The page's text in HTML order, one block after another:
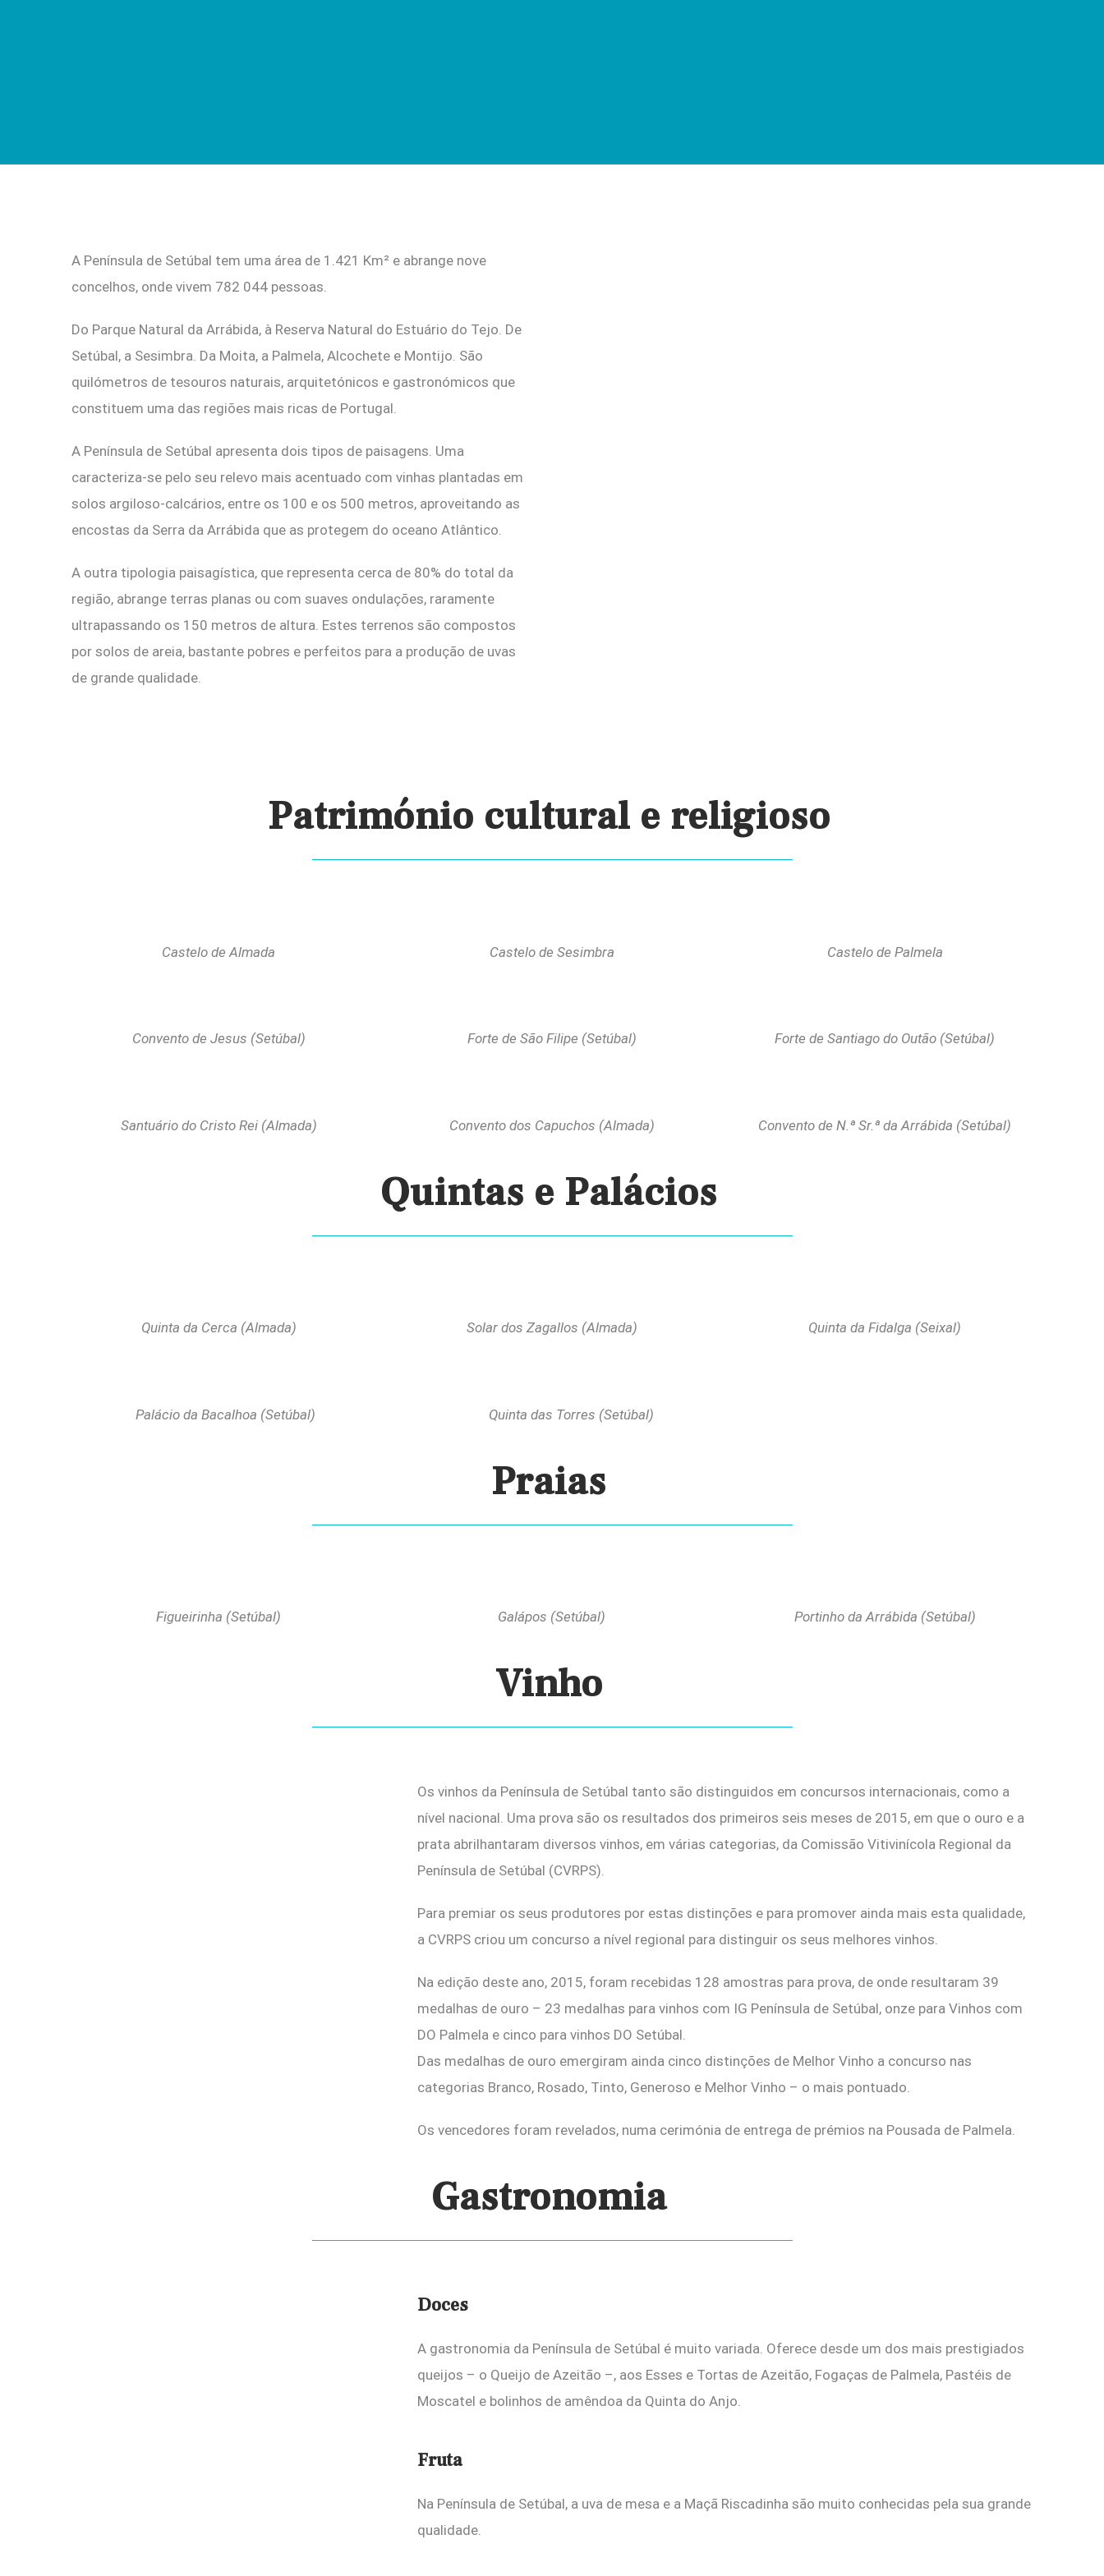
A Península de Setúbal tem uma área de 1.421 Km² e abrange nove
concelhos, onde vivem 782 044 pessoas.
Do Parque Natural da Arrábida, à Reserva Natural do Estuário do Tejo. De
Setúbal, a Sesimbra. Da Moita, a Palmela, Alcochete e Montijo. São
quilómetros de tesouros naturais, arquitetónicos e gastronómicos que
constituem uma das regiões mais ricas de Portugal.
A Península de Setúbal apresenta dois tipos de paisagens. Uma
caracteriza-se pelo seu relevo mais acentuado com vinhas plantadas em
solos argiloso-calcários, entre os 100 e os 500 metros, aproveitando as
encostas da Serra da Arrábida que as protegem do oceano Atlântico.
A outra tipologia paisagística, que representa cerca de 80% do total da
região, abrange terras planas ou com suaves ondulações, raramente
ultrapassando os 150 metros de altura. Estes terrenos são compostos
por solos de areia, bastante pobres e perfeitos para a produção de uvas
de grande qualidade.
Património cultural e religioso
Castelo de Almada Castelo de Sesimbra Castelo de Palmela
Convento de Jesus (Setúbal) Forte de São Filipe (Setúbal) Forte de Santiago do Outão (Setúbal)
Santuário do Cristo Rei (Almada) Convento dos Capuchos (Almada) Convento de N.ª Sr.ª da Arrábida (Setúbal)
Quintas e Palácios
Quinta da Cerca (Almada) Solar dos Zagallos (Almada) Quinta da Fidalga (Seixal)
Palácio da Bacalhoa (Setúbal) Quinta das Torres (Setúbal)
Praias
Figueirinha (Setúbal) Galápos (Setúbal) Portinho da Arrábida (Setúbal)
Vinho
Os vinhos da Península de Setúbal tanto são distinguidos em concursos internacionais, como a
nível nacional. Uma prova são os resultados dos primeiros seis meses de 2015, em que o ouro e a
prata abrilhantaram diversos vinhos, em várias categorias, da Comissão Vitivinícola Regional da
Península de Setúbal (CVRPS).
Para premiar os seus produtores por estas distinções e para promover ainda mais esta qualidade,
a CVRPS criou um concurso a nível regional para distinguir os seus melhores vinhos.
Na edição deste ano, 2015, foram recebidas 128 amostras para prova, de onde resultaram 39
medalhas de ouro – 23 medalhas para vinhos com IG Península de Setúbal, onze para Vinhos com
DO Palmela e cinco para vinhos DO Setúbal.
Das medalhas de ouro emergiram ainda cinco distinções de Melhor Vinho a concurso nas
categorias Branco, Rosado, Tinto, Generoso e Melhor Vinho – o mais pontuado.
Os vencedores foram revelados, numa cerimónia de entrega de prémios na Pousada de Palmela.
Gastronomia
Doces
A gastronomia da Península de Setúbal é muito variada. Oferece desde um dos mais prestigiados
queijos – o Queijo de Azeitão –, aos Esses e Tortas de Azeitão, Fogaças de Palmela, Pastéis de
Moscatel e bolinhos de amêndoa da Quinta do Anjo.
Fruta
Na Península de Setúbal, a uva de mesa e a Maçã Riscadinha são muito conhecidas pela sua grande
qualidade.